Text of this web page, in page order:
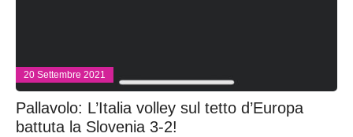
20 Settembre 2021
Pallavolo: L’Italia volley sul tetto d’Europa
battuta la Slovenia 3-2!